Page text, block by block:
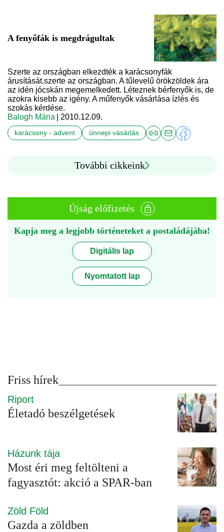
A fenyőfák is megdrágultak
Szerte az országban elkezdték a karácsonyfák
árusítását.szerte az országban. A tűlevelű örökzöldek ára
az idén jócskán megemelkedett. Léteznek bérfenyők is, de
azokra kisebb az igény. A műfenyők vásárlása ízlés és
szokás kérdése.
Balogh Mária
| 2010.12.09.
karácsony - advent ünnepi vásárlás
További cikkeink
Újság előfizetés
Kapja meg a legjobb történeteket a postaládájába!
Digitális lap
Nyomtatott lap
Friss hírek
Riport
Életadó beszélgetések
Házunk tája
Most éri meg feltölteni a
fagyasztót: akció a SPAR-ban
Zöld Föld
Gazda a zöldben